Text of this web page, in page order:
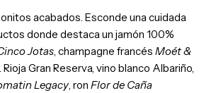
acabados. Esconde una cuidada
donde destaca un jamón 100%
Jotas, champagne francés Moét &
Rioja Gran Reserva, vino blanco Albariño,
Legacy, ron Flor de Caña